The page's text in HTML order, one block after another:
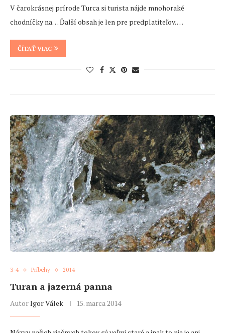
V čarokrásnej prírode Turca si turista nájde mnohoraké
chodníčky na… Ďalší obsah je len pre predplatiteľov. …
ČÍTAŤ VIAC
3-4 Príbehy 2014
Turan a jazerná panna
AutorIgor Válek 15. marca 2014